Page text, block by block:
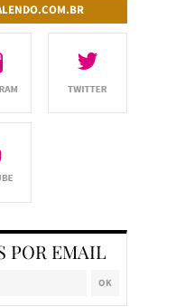
POR EMAIL